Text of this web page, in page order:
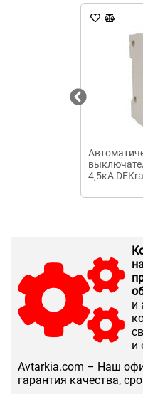
4,5кА
и
и
Аvtarkia.com – Наш
гарантия качества,